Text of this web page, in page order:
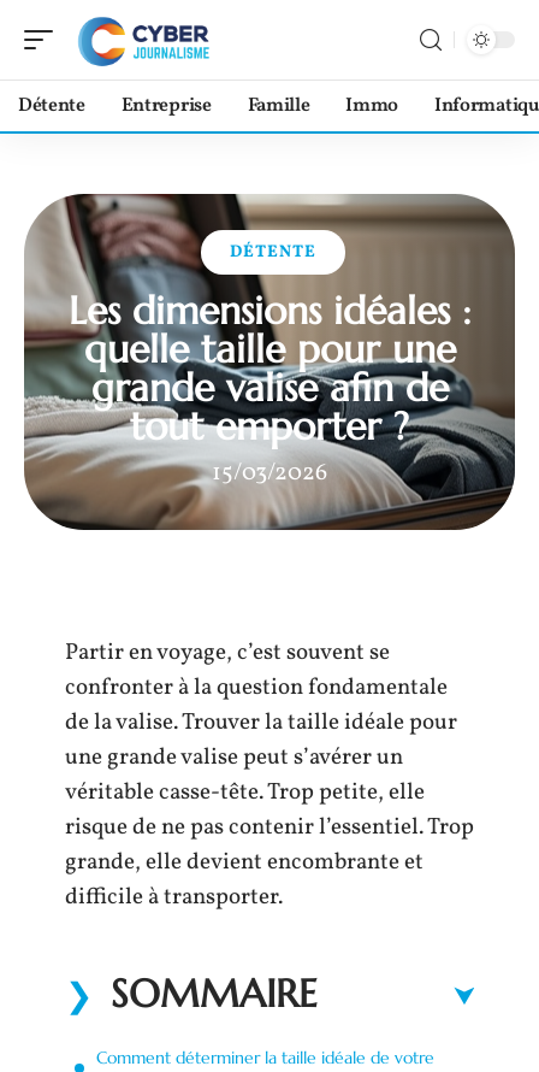
Détente Entreprise Famille Immo
DÉTENTE
Les dimensions idéales :
quelle taille pour une
grande valise afin de
tout emporter ?
15/03/2026
Partir en voyage, c’est souvent se
confronter à la question fondamentale
de la valise. Trouver la taille idéale pour
une grande valise peut s’avérer un
véritable casse-tête. Trop petite, elle
risque de ne pas contenir l’essentiel. Trop
grande, elle devient encombrante et
difficile à transporter.
SOMMAIRE
Comment déterminer la taille idéale de votre